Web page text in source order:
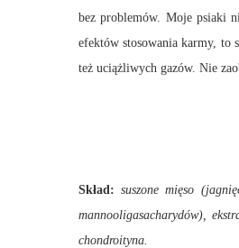
bez problemów. Moje psiaki
efektów stosowania karmy, to
też uciążliwych gazów. Nie
Skład: suszone mięso
mannooligasacharydów),
chondroityna.